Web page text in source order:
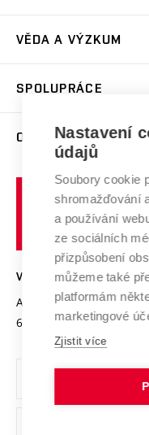
Sport na VUT
Dny otevřených dveří
Celoživotní vzdělávání
E-přihláška
Harmonogram
Závěrečné práce
Doktorské studium
Zpracování osobních
Sociální bezpečí
Studium bez bariér
Podpora podnikání
VĚDA A VÝZKUM
Mezinárodní vědecká
Systém zajišťování
Výzkumné infrastruktury
Transfer znalostí
Open Science
Projekty
Projekty ze
Specifický výzkum
SPOLUPRÁCE
Zahraniční spolupráce
Spolupráce se školami
Služby univerzity
Mezinárodní dohody
Univerzitní sítě
O UNIVERZITĚ
Profil univerzity
Udržitelná univerzita
Podnikavá univerzita /
Bezpečná univerzita
Vyznamenání
Organizační struktura
Ochrana osobních údajů
VYSOKÉ UČENÍ
Antonínská 548/1
602 00 Brno
Nastavení
údajů
Soubory cookie
shromažďování
a používání
ze sociálních
přizpůsobení
můžeme také
platformám
marketingové
Zjistit více